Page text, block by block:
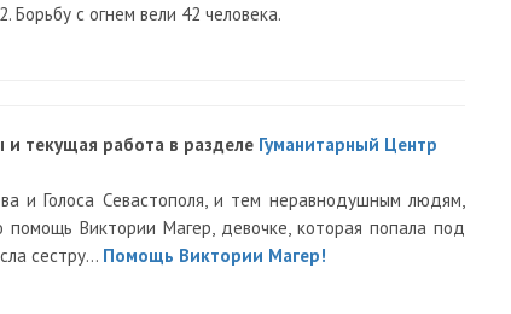
с огнем вели 42 человека.
текущая работа в разделе Гуманитарный Центр
и Голоса Севастополя, и тем неравнодушным людям,
помощь Виктории Магер, девочке, которая попала под
сестру... Помощь Виктории Магер!